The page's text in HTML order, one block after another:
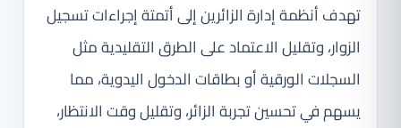
تهدف أنظمة إدارة الزائرين إلى أتمتة إجراءات تسجيل
الزوار، وتقليل الاعتماد على الطرق التقليدية مثل
السجلات الورقية أو بطاقات الدخول اليدوية، مما
يسهم في تحسين تجربة الزائر، وتقليل وقت الانتظار،